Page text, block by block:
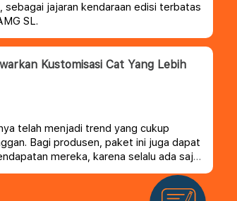
sebagai jajaran kendaraan edisi terbatas
SL.
Kustomisasi Cat Yang Lebih
telah menjadi trend yang cukup
Bagi produsen, paket ini juga dapat
mereka, karena selalu ada saja
sesuatu yang unik pada mobilnya.